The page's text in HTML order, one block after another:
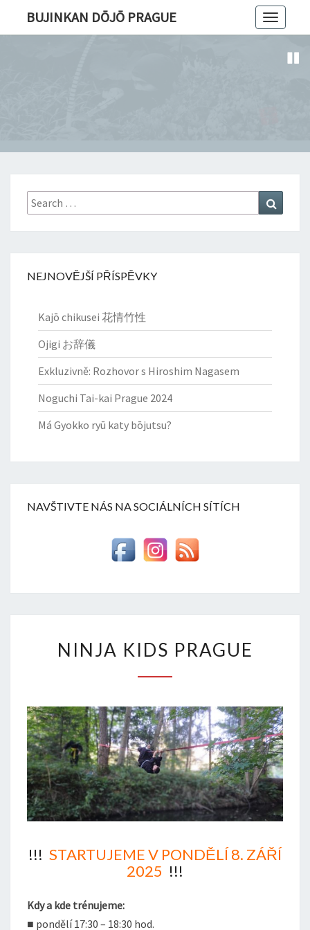
Toggle
BUJINKAN DŌJŌ PRAGUE
Search
for:
NEJNOVĚJŠÍ PŘÍSPĚVKY
Kajō chikusei 花情竹性
Ojigi お辞儀
Exkluzivně: Rozhovor s Hiroshim Nagasem
Noguchi Tai-kai Prague 2024
Má Gyokko ryū katy bōjutsu?
NAVŠTIVTE NÁS NA SOCIÁLNÍCH SÍTÍCH
KIDS
NINJA KIDS PRAGUE
!!! STARTUJEME V PONDĚLÍ 8. ZÁŘÍ
2025 !!!
Kdy a kde trénujeme:
■ pondělí 17:30 – 18:30 hod.